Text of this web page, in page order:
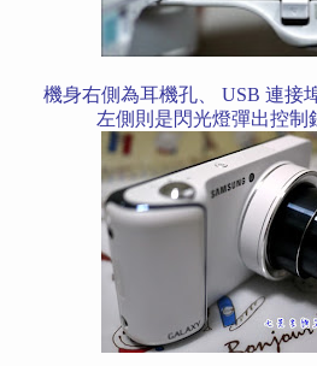
機身右側為耳機孔、 USB 連接
左側則是閃光燈彈出控制